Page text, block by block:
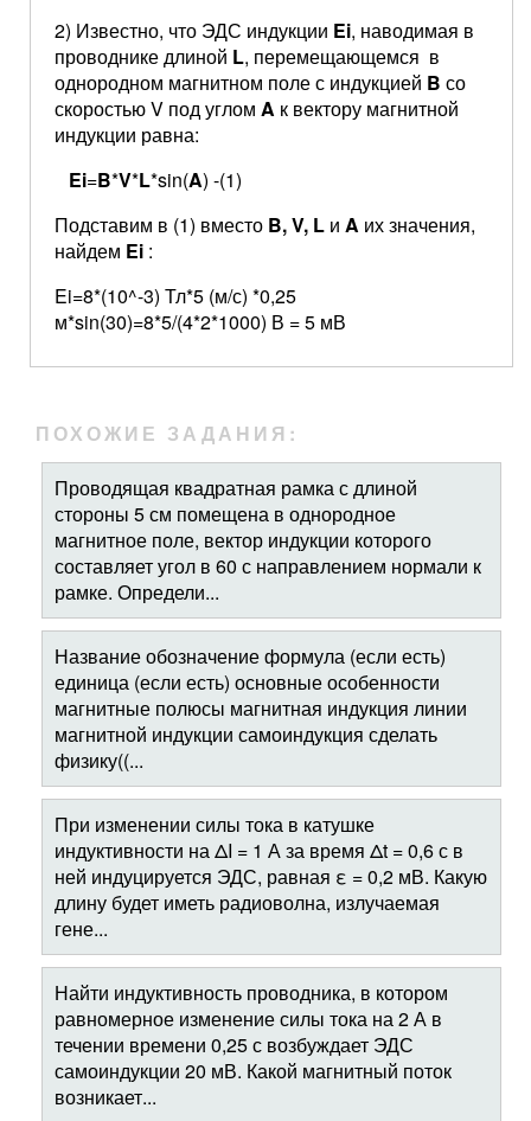
2) Известно, что ЭДС индукции Ei, наводимая в
проводнике длиной L, перемещающемся в
однородном магнитном поле с индукцией B со
скоростью V под углом A к вектору магнитной
индукции равна:
Ei=B*V*L*sin(A) -(1)
Подставим в (1) вместо B, V, L и A их значения,
найдем Ei :
Ei=8*(10^-3) Тл*5 (м/с) *0,25
м*sin(30)=8*5/(4*2*1000) В = 5 мВ
ПОХОЖИЕ ЗАДАНИЯ:
Проводящая квадратная рамка с длиной
стороны 5 см помещена в однородное
магнитное поле, вектор индукции которого
составляет угол в 60 с направлением нормали к
рамке. Определи...
Название обозначение формула (если есть)
единица (если есть) основные особенности
магнитные полюсы магнитная индукция линии
магнитной индукции самоиндукция сделать
физику((...
При изменении силы тока в катушке
индуктивности на ΔI = 1 А за время Δt = 0,6 с в
ней индуцируется ЭДС, равная ε = 0,2 мВ. Какую
длину будет иметь радиоволна, излучаемая
гене...
Найти индуктивность проводника, в котором
равномерное изменение силы тока на 2 А в
течении времени 0,25 с возбуждает ЭДС
самоиндукции 20 мВ. Какой магнитный поток
возникает...